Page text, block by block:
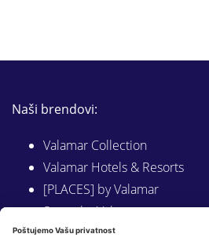
Naši brendovi:
Valamar Collection
Valamar Hotels & Resorts
[PLACES] by Valamar
Sunny by Valamar
Valamar Camping